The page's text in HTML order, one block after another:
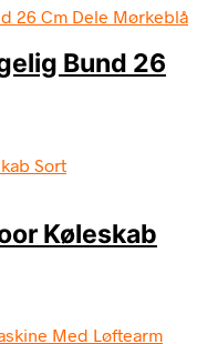
Bund 26
Køleskab